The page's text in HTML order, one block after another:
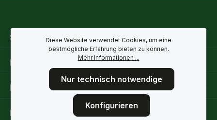
Service-Hotline
Rechtliche Hinweise
Informationen
Folge uns
Diese Website verwendet Cookies, um eine
bestmögliche Erfahrung bieten zu können.
Mehr Informationen ...
Nur technisch notwendige
Konfigurieren